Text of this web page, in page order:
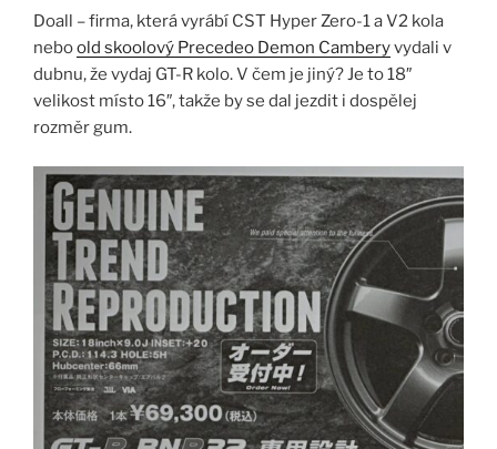
Doall – firma, která vyrábí CST Hyper Zero-1 a V2 kola
neboold skoolový Precedeo Demon Camberyvydali v
dubnu, že vydaj GT-R kolo. V čem je jiný? Je to 18″
velikost místo 16″, takže by se dal jezdit i dospělej
rozměr gum.